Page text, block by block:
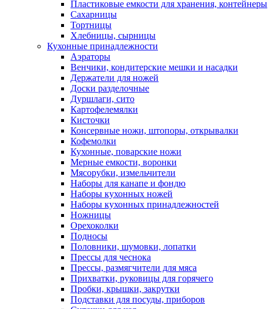
Пластиковые емкости для хранения, контейнеры
Сахарницы
Тортницы
Хлебницы, сырницы
Кухонные принадлежности
Аэраторы
Венчики, кондитерские мешки и насадки
Держатели для ножей
Доски разделочные
Дуршлаги, сито
Картофелемялки
Кисточки
Консервные ножи, штопоры, открывалки
Кофемолки
Кухонные, поварские ножи
Мерные емкости, воронки
Мясорубки, измельчители
Наборы для канапе и фондю
Наборы кухонных ножей
Наборы кухонных принадлежностей
Ножницы
Орехоколки
Подносы
Половники, шумовки, лопатки
Прессы для чеснока
Прессы, размягчители для мяса
Прихватки, руковицы для горячего
Пробки, крышки, закрутки
Подставки для посуды, приборов